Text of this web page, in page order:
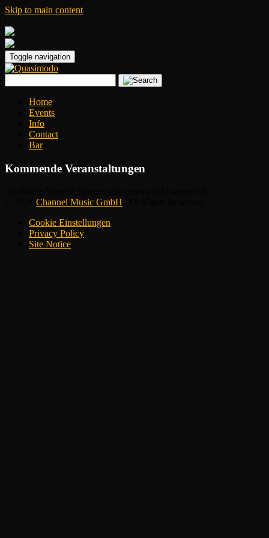
Skip to main content
Toggle navigation
Home
Events
Info
Contact
Bar
Kommende Veranstaltungen
Channel Music GmbH
Cookie Einstellungen
Privacy Policy
Site Notice